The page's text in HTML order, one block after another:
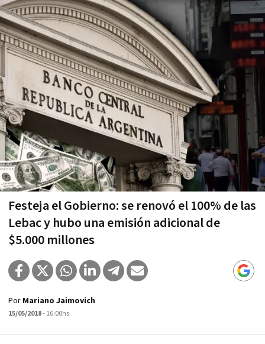
Festeja el Gobierno: se renovó el 100% de las
Lebac y hubo una emisión adicional de
$5.000 millones
Por Mariano Jaimovich
15/05/2018- 16:00hs